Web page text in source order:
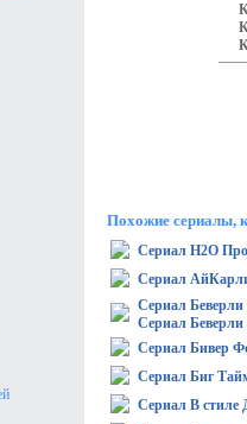
Похожие сериалы,
Сериал H2O
Сериал
Сериал Беверли
Сериал Беверли
Сериал Бивер
Сериал Биг
Сериал В стиле